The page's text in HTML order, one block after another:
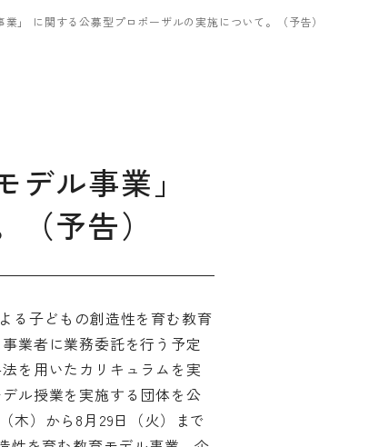
のご相談
チングはこちら
サービス
」 に関する公募型プロポーザルの実施について。（予告）
ル事業」
予告）
る子どもの創造性を育む教育
業者に業務委託を行う予定
を用いたカリキュラムを実
ル授業を実施する団体を公
木）から8月29日（火）まで